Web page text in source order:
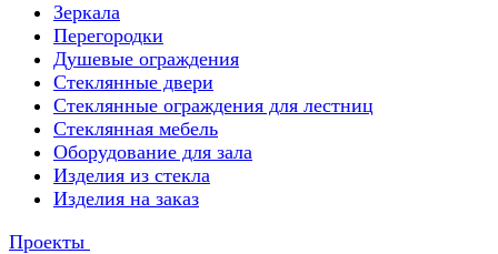
Зеркала
Перегородки
Душевые ограждения
Стеклянные двери
Стеклянные ограждения для лестниц
Стеклянная мебель
Оборудование для зала
Изделия из стекла
Изделия на заказ
Проекты